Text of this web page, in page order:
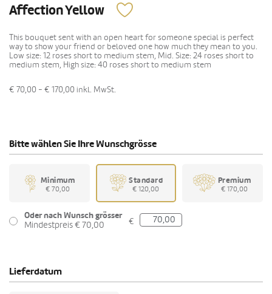
Affection Yellow
This bouquet sent with an open heart for someone special is perfect
way to show your friend or beloved one how much they mean to you.
Low size: 12 roses short to medium stem, Mid. Size: 24 roses short to
medium stem, High size: 40 roses short to medium stem
€ 70,00 - € 170,00 inkl. MwSt.
Bitte wählen Sie Ihre Wunschgrösse
Minimum
€ 70,00
Standard
€ 120,00
Premium
€ 170,00
Oder nach Wunsch grösser
Mindestpreis € 70,00
€
Lieferdatum